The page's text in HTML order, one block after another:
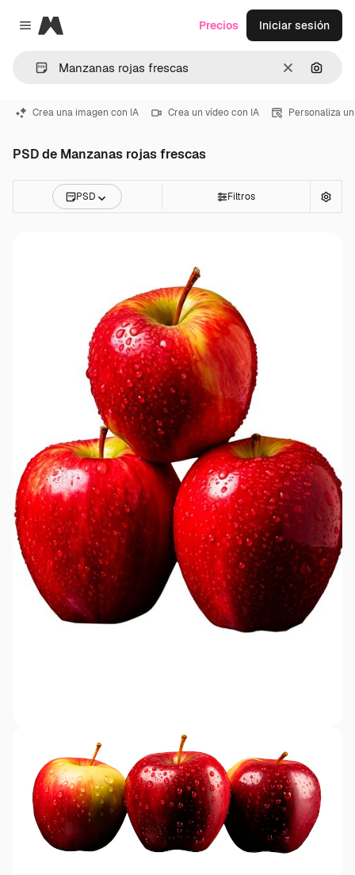
Close menu
Magnific
Borrar
Precios Iniciar sesión
Crea una imagen con IA Crea un vídeo con IA Personaliza
PSD de Manzanas rojas frescas
PSD Filtros